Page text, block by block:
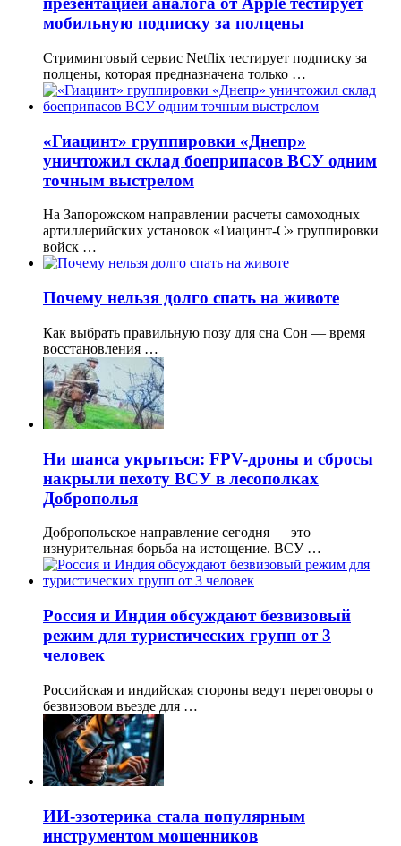
мобильную подписку за полцены
Стриминговый сервис Netflix тестирует подписку за
полцены, которая предназначена только …
«Гиацинт» группировки «Днепр»
уничтожил склад боеприпасов ВСУ одним
точным выстрелом
На Запорожском направлении расчеты самоходных
артиллерийских установок «Гиацинт-С» группировки
войск …
Почему нельзя долго спать на животе
Как выбрать правильную позу для сна Сон — время
восстановления …
Ни шанса укрыться: FPV-дроны и сбросы
накрыли пехоту ВСУ в лесополках
Доброполья
Добропольское направление сегодня — это
изнурительная борьба на истощение. ВСУ …
Россия и Индия обсуждают безвизовый
режим для туристических групп от 3
человек
Российская и индийская стороны ведут переговоры о
безвизовом въезде для …
ИИ-эзотерика стала популярным
инструментом мошенников